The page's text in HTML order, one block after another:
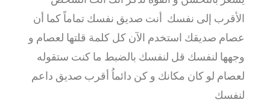
الأقرب إلى نفسك أنت صديق نفسك تماماً كما أن
عصام صديقك استخدم الآن كل كلمة قلتها لعصام و
وجهها لنفسك قل لنفسك بالضبط ما كنت ستقوله
لعصام لو كان مكانك و كن دائماُ أقرب صديق داعم
لنفسك